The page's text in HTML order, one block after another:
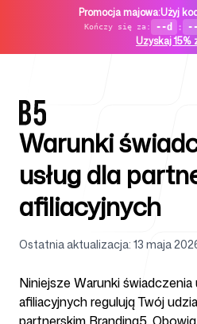
Promocja majowa:Użyj
Kończy się za: --d :
Uzyskaj 15%
Strona główna
Dla startupów
Warunki
usług dla
afiliacyjnych
Ostatnia aktualizacja: 13 maja
Niniejsze Warunki
afiliacyjnych regulują Twój